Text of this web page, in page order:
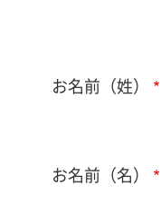
お名前（姓）
お名前（名）